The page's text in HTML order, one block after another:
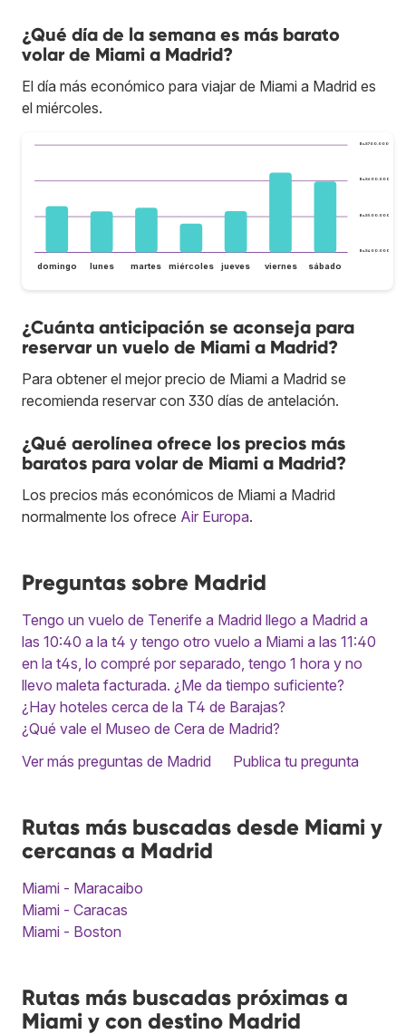
¿Qué día de la semana es más barato
volar de Miami a Madrid?
El día más económico para viajar de Miami a Madrid es
el miércoles.
Bs.S400.000
Bs.S500.000
Bs.S600.000
Bs.S700.000
domingo lunes martes miércoles jueves viernes sábado
¿Cuánta anticipación se aconseja para
reservar un vuelo de Miami a Madrid?
Para obtener el mejor precio de Miami a Madrid se
recomienda reservar con 330 días de antelación.
¿Qué aerolínea ofrece los precios más
baratos para volar de Miami a Madrid?
Los precios más económicos de Miami a Madrid
normalmente los ofrece Air Europa.
Preguntas sobre Madrid
Tengo un vuelo de Tenerife a Madrid llego a Madrid a
las 10:40 a la t4 y tengo otro vuelo a Miami a las 11:40
en la t4s, lo compré por separado, tengo 1 hora y no
llevo maleta facturada. ¿Me da tiempo suficiente?
¿Hay hoteles cerca de la T4 de Barajas?
¿Qué vale el Museo de Cera de Madrid?
Ver más preguntas de Madrid
Publica tu pregunta
Rutas más buscadas desde Miami y
cercanas a Madrid
Miami - Maracaibo
Miami - Caracas
Miami - Boston
Rutas más buscadas próximas a
Miami y con destino Madrid